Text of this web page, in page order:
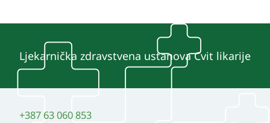
Ljekarnička zdravstvena ustanova Cvit likarije
+387 63 060 853